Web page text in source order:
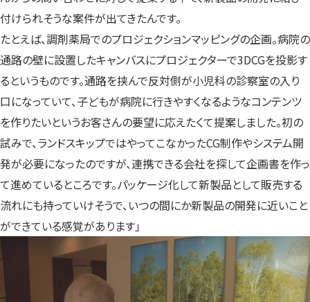
付けられそうな案件が出てきたんです。
たとえば、調剤薬局でのプロジェクションマッピングの企画。病院の
通路の壁に設置したキャンバスにプロジェクターで3DCGを投影す
るというものです。通路を挟んで反対側が小児科の診察室の入り
口になっていて、子どもが病院に行きやすくなるようなコンテンツ
を作りたいというお客さんの要望に応えたくて提案しました。初の
試みで、ランドスキップではやってこなかったCG制作やシステム開
発が必要になったのですが、連携できる会社を探して企画書を作っ
て進めているところです。パッケージ化して新製品として販売する
流れにも持っていけそうで、いつの間にか新製品の開発に近いこと
ができている感覚があります」